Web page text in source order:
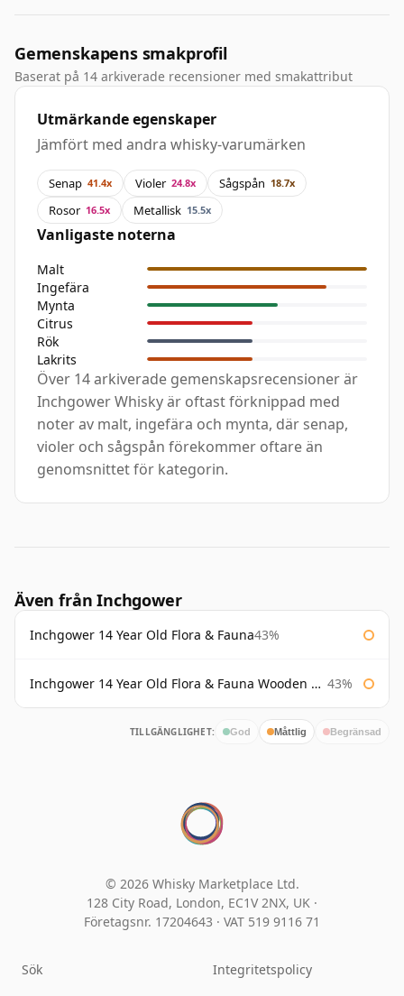
Gemenskapens smakprofil
Baserat på 14 arkiverade recensioner med smakattribut
Utmärkande egenskaper
Jämfört med andra whisky-varumärken
Senap 41.4x Violer 24.8x Sågspån 18.7x
Rosor 16.5x Metallisk 15.5x
Vanligaste noterna
Malt
Ingefära
Mynta
Citrus
Rök
Lakrits
Över 14 arkiverade gemenskapsrecensioner är
Inchgower Whisky är oftast förknippad med
noter av malt, ingefära och mynta, där senap,
violer och sågspån förekommer oftare än
genomsnittet för kategorin.
Även från Inchgower
Inchgower 14 Year Old Flora & Fauna43%
Inchgower 14 Year Old Flora & Fauna Wooden Box 43%
TILLGÄNGLIGHET: God Måttlig Begränsad
© 2026 Whisky Marketplace Ltd.
128 City Road, London, EC1V 2NX, UK ·
Företagsnr. 17204643 · VAT 519 9116 71
Sök
Integritetspolicy